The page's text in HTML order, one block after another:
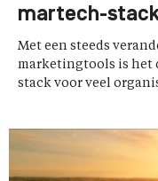
martech-
Met een steeds
marketingtools is het
stack voor veel